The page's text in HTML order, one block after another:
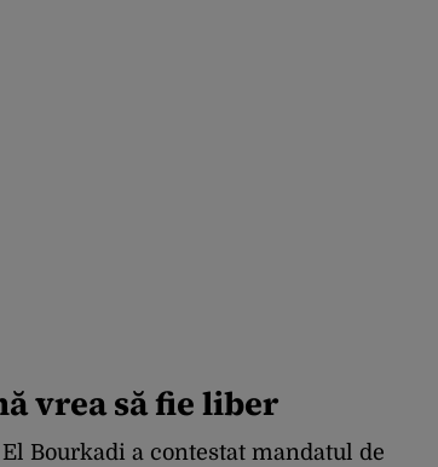
vrea să fie liber
Bourkadi a contestat mandatul de